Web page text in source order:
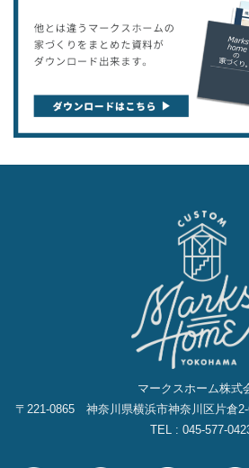
マークスホーム株式
〒221-0865 神奈川県横浜市神奈川区片倉
TEL : 045-577-